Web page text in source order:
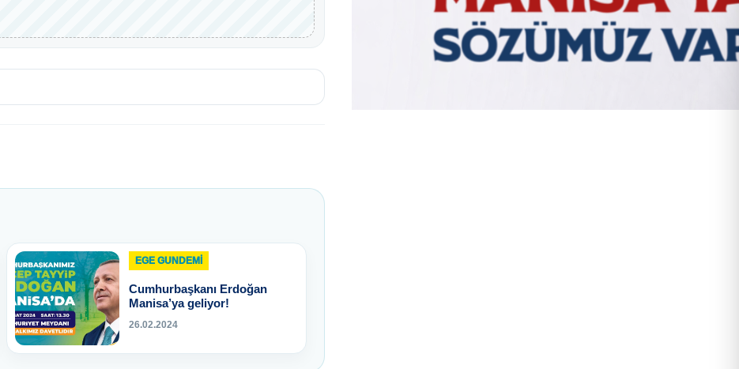
EGE GUNDEMİ
Cumhurbaşkanı Erdoğan
Manisa’ya geliyor!
26.02.2024